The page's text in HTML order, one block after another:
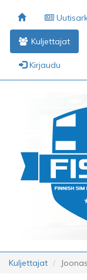
Kuljettajat
Kirjaudu
Kuljettajat